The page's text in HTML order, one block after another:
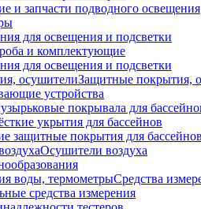
и запчасти подводного освещения
для освещения и подсветки
и комплектующие
для освещения и подсветки
Защитные покрытия,
устройства
покрывала для
укрытия для бассейнов
защитные покрытия для бассейнов
Осушители воздуха
Средства
средства измерения